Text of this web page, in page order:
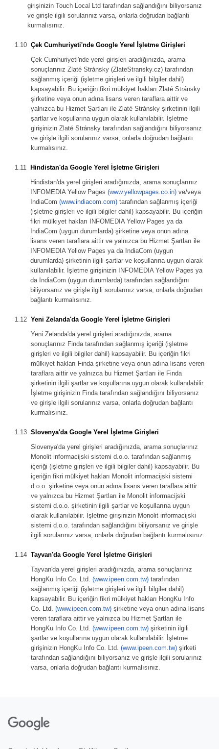
girişinizin Touch Local Ltd tarafından sağlandığını biliyorsanız
ve girişle ilgili sorularınız varsa, onlarla doğrudan bağlantı
kurmalısınız.
Çek Cumhuriyeti'nde Google Yerel İşletme Girişleri
Çek Cumhuriyeti'nde yerel girişleri aradığınızda, arama
sonuçlarınız Zlaté Stránsky (ZlateStransky.cz) tarafından
sağlanmış içeriği (işletme girişleri ve ilgili bilgiler dahil)
kapsayabilir. Bu içeriğin fikri mülkiyet hakları Zlaté Stránsky
şirketine veya onun adına lisans veren taraflara aittir ve
yalnızca bu Hizmet Şartları ile Zlaté Stránsky şirketinin ilgili
şartlar ve koşullarına uygun olarak kullanılabilir. İşletme
girişinizin Zlaté Stránsky tarafından sağlandığını biliyorsanız
ve girişle ilgili sorularınız varsa, onlarla doğrudan bağlantı
kurmalısınız.
Hindistan'da Google Yerel İşletme Girişleri
Hindistan'da yerel girişleri aradığınızda, arama sonuçlarınız
INFOMEDIA Yellow Pages (www.yellowpages.co.in) ve/veya
IndiaCom (www.indiacom.com) tarafından sağlanmış içeriği
(işletme girişleri ve ilgili bilgiler dahil) kapsayabilir. Bu içeriğin
fikri mülkiyet hakları INFOMEDIA Yellow Pages ya da
IndiaCom (uygun durumlarda) şirketine veya onun adına
lisans veren taraflara aittir ve yalnızca bu Hizmet Şartları ile
INFOMEDIA Yellow Pages ya da IndiaCom (uygun
durumlarda) şirketinin ilgili şartlar ve koşullarına uygun olarak
kullanılabilir. İşletme girişinizin INFOMEDIA Yellow Pages ya
da IndiaCom (uygun durumlarda) tarafından sağlandığını
biliyorsanız ve girişle ilgili sorularınız varsa, onlarla doğrudan
bağlantı kurmalısınız.
Yeni Zelanda'da Google Yerel İşletme Girişleri
Yeni Zelanda'da yerel girişleri aradığınızda, arama
sonuçlarınız Finda tarafından sağlanmış içeriği (işletme
girişleri ve ilgili bilgiler dahil) kapsayabilir. Bu içeriğin fikri
mülkiyet hakları Finda şirketine veya onun adına lisans veren
taraflara aittir ve yalnızca bu Hizmet Şartları ile Finda
şirketinin ilgili şartlar ve koşullarına uygun olarak kullanılabilir.
İşletme girişinizin Finda tarafından sağlandığını biliyorsanız
ve girişle ilgili sorularınız varsa, onlarla doğrudan bağlantı
kurmalısınız.
Slovenya'da Google Yerel İşletme Girişleri
Slovenya'da yerel girişleri aradığınızda, arama sonuçlarınız
Monolit informacijski sistemi d.o.o. tarafından sağlanmış
içeriği (işletme girişleri ve ilgili bilgiler dahil) kapsayabilir. Bu
içeriğin fikri mülkiyet hakları Monolit informacijski sistemi
d.o.o. şirketine veya onun adına lisans veren taraflara aittir
ve yalnızca bu Hizmet Şartları ile Monolit informacijski
sistemi d.o.o. şirketinin ilgili şartlar ve koşullarına uygun
olarak kullanılabilir. İşletme girişinizin Monolit informacijski
sistemi d.o.o. tarafından sağlandığını biliyorsanız ve girişle
ilgili sorularınız varsa, onlarla doğrudan bağlantı kurmalısınız.
Tayvan'da Google Yerel İşletme Girişleri
Tayvan'da yerel girişleri aradığınızda, arama sonuçlarınız
HongKu Info Co. Ltd. (www.ipeen.com.tw) tarafından
sağlanmış içeriği (işletme girişleri ve ilgili bilgiler dahil)
kapsayabilir. Bu içeriğin fikri mülkiyet hakları HongKu Info
Co. Ltd. (www.ipeen.com.tw) şirketine veya onun adına lisans
veren taraflara aittir ve yalnızca bu Hizmet Şartları ile
HongKu Info Co. Ltd. (www.ipeen.com.tw) şirketinin ilgili
şartlar ve koşullarına uygun olarak kullanılabilir. İşletme
girişinizin HongKu Info Co. Ltd. (www.ipeen.com.tw) şirketi
tarafından sağlandığını biliyorsanız ve girişle ilgili sorularınız
varsa, onlarla doğrudan bağlantı kurmalısınız.